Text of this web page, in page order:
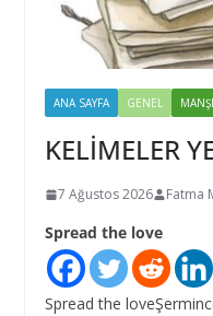
ANA SAYFA GENEL
KELİMELER
7 Ağustos 2026 Fatma
Spread the love
Spread the